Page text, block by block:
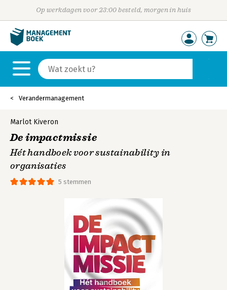
Op werkdagen voor 23:00 besteld, morgen in huis
Verandermanagement
5 stemmen
Marlot Kiveron
De impactmissie
Hét handboek voor sustainability in
organisaties